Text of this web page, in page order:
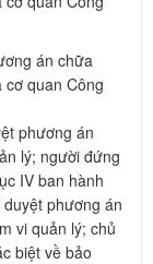
án chữa
quan Công
phương án
lý; người đứng
IV ban hành
phương án
vi quản lý; chủ
biệt về bảo